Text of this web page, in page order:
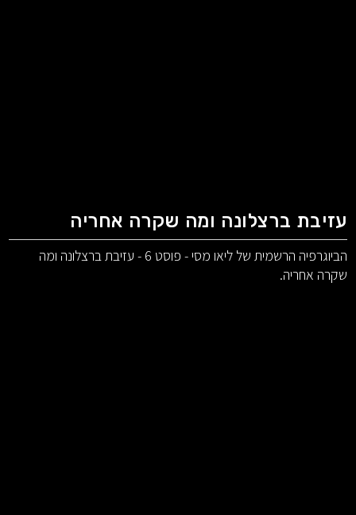
עזיבת ברצלונה ומה שקרה אחריה
הביוגרפיה הרשמית של ליאו מסי - פוסט 6 - עזיבת ברצלונה ומה
שקרה אחריה.